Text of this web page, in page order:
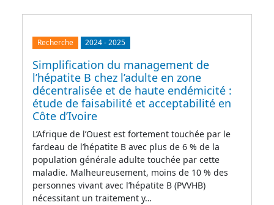
Recherche 2024-2025
Simplification du management de
l’hépatite B chez l’adulte en zone
décentralisée et de haute endémicité :
étude de faisabilité et acceptabilité en
Côte d’Ivoire
L’Afrique de l’Ouest est fortement touchée par le
fardeau de l’hépatite B avec plus de 6 % de la
population générale adulte touchée par cette
maladie. Malheureusement, moins de 10 % des
personnes vivant avec l’hépatite B (PVVHB)
nécessitant un traitement y…